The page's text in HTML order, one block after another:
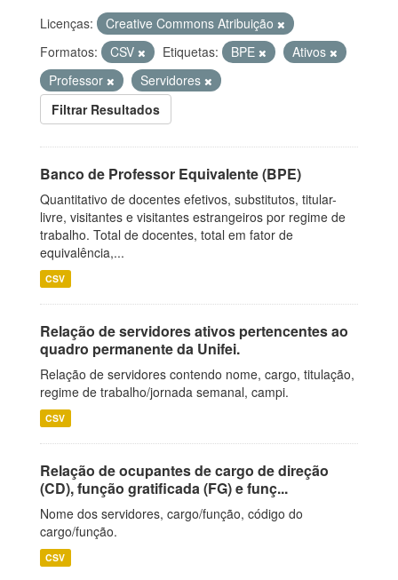
Licenças:
Creative Commons Atribuição
Formatos:
CSV Etiquetas: BPE
Ativos
Professor
Servidores
Filtrar Resultados
Banco de Professor Equivalente (BPE)
Quantitativo de docentes efetivos, substitutos, titular-
livre, visitantes e visitantes estrangeiros por regime de
trabalho. Total de docentes, total em fator de
equivalência,...
CSV
Relação de servidores ativos pertencentes ao
quadro permanente da Unifei.
Relação de servidores contendo nome, cargo, titulação,
regime de trabalho/jornada semanal, campi.
CSV
Relação de ocupantes de cargo de direção
(CD), função gratificada (FG) e funç...
Nome dos servidores, cargo/função, código do
cargo/função.
CSV